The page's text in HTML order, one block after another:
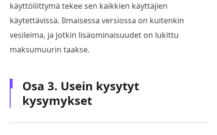
käyttöliittymä tekee sen kaikkien käyttäjien
käytettävissä. Ilmaisessa versiossa on kuitenkin
vesileima, ja jotkin lisäominaisuudet on lukittu
maksumuurin taakse.
Osa 3. Usein kysytyt
kysymykset